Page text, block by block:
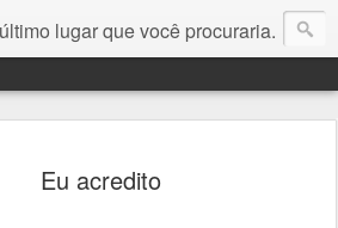
lugar que você procuraria.
Eu acredito